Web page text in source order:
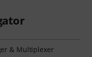
& Multiplexer